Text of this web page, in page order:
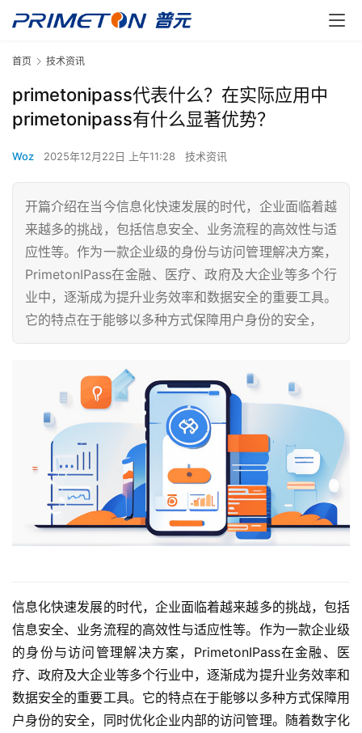
首页 技术资讯
primetonipass代表什么？在实际应用中
primetonipass有什么显著优势？
Woz 2025年12月22日 上午11:28 技术资讯
开篇介绍在当今信息化快速发展的时代，企业面临着越
来越多的挑战，包括信息安全、业务流程的高效性与适
应性等。作为一款企业级的身份与访问管理解决方案，
PrimetonIPass在金融、医疗、政府及大企业等多个行
业中，逐渐成为提升业务效率和数据安全的重要工具。
它的特点在于能够以多种方式保障用户身份的安全，
信息化快速发展的时代，企业面临着越来越多的挑战，包括
信息安全、业务流程的高效性与适应性等。作为一款企业级
的身份与访问管理解决方案，PrimetonIPass在金融、医
疗、政府及大企业等多个行业中，逐渐成为提升业务效率和
数据安全的重要工具。它的特点在于能够以多种方式保障用
户身份的安全，同时优化企业内部的访问管理。随着数字化